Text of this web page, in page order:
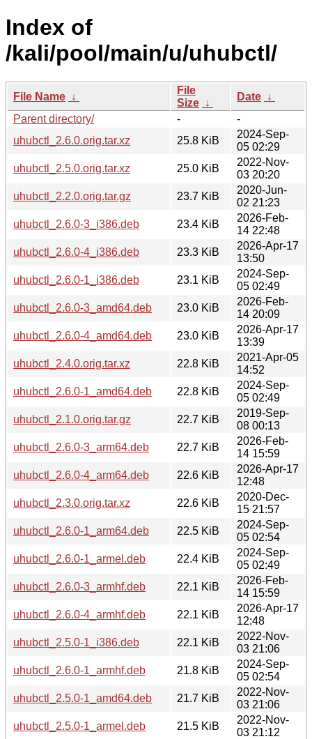
Index of
/kali/pool/main/u/uhubctl/
File Name ↓
File
Size ↓
Date ↓
Parent directory/
-
-
uhubctl_2.6.0.orig.tar.xz
25.8 KiB
2024-Sep-
05 02:29
uhubctl_2.5.0.orig.tar.xz
25.0 KiB
2022-Nov-
03 20:20
uhubctl_2.2.0.orig.tar.gz
23.7 KiB
2020-Jun-
02 21:23
uhubctl_2.6.0-3_i386.deb
23.4 KiB
2026-Feb-
14 22:48
uhubctl_2.6.0-4_i386.deb
23.3 KiB
2026-Apr-17
13:50
uhubctl_2.6.0-1_i386.deb
23.1 KiB
2024-Sep-
05 02:49
uhubctl_2.6.0-3_amd64.deb
23.0 KiB
2026-Feb-
14 20:09
uhubctl_2.6.0-4_amd64.deb
23.0 KiB
2026-Apr-17
13:39
uhubctl_2.4.0.orig.tar.xz
22.8 KiB
2021-Apr-05
14:52
uhubctl_2.6.0-1_amd64.deb
22.8 KiB
2024-Sep-
05 02:49
uhubctl_2.1.0.orig.tar.gz
22.7 KiB
2019-Sep-
08 00:13
uhubctl_2.6.0-3_arm64.deb
22.7 KiB
2026-Feb-
14 15:59
uhubctl_2.6.0-4_arm64.deb
22.6 KiB
2026-Apr-17
12:48
uhubctl_2.3.0.orig.tar.xz
22.6 KiB
2020-Dec-
15 21:57
uhubctl_2.6.0-1_arm64.deb
22.5 KiB
2024-Sep-
05 02:54
uhubctl_2.6.0-1_armel.deb
22.4 KiB
2024-Sep-
05 02:49
uhubctl_2.6.0-3_armhf.deb
22.1 KiB
2026-Feb-
14 15:59
uhubctl_2.6.0-4_armhf.deb
22.1 KiB
2026-Apr-17
12:48
uhubctl_2.5.0-1_i386.deb
22.1 KiB
2022-Nov-
03 21:06
uhubctl_2.6.0-1_armhf.deb
21.8 KiB
2024-Sep-
05 02:54
uhubctl_2.5.0-1_amd64.deb
21.7 KiB
2022-Nov-
03 21:06
uhubctl_2.5.0-1_armel.deb
21.5 KiB
2022-Nov-
03 21:12